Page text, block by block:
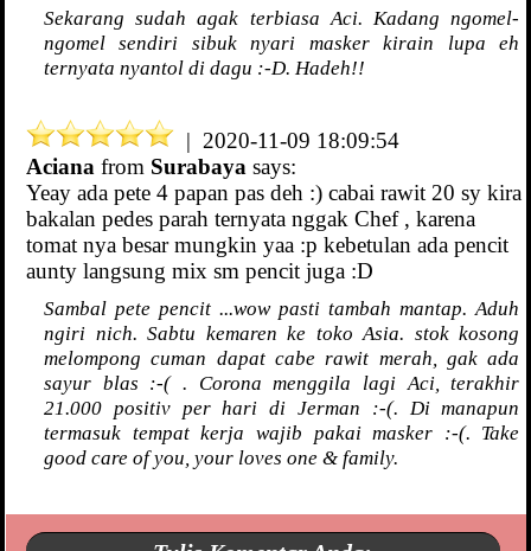
Sekarang sudah agak terbiasa Aci. Kadang ngomel-
ngomel sendiri sibuk nyari masker kirain lupa eh
ternyata nyantol di dagu :-D. Hadeh!!
| 2020-11-09 18:09:54
Aciana from Surabaya says:
Yeay ada pete 4 papan pas deh :) cabai rawit 20 sy kira
bakalan pedes parah ternyata nggak Chef , karena
tomat nya besar mungkin yaa :p kebetulan ada pencit
aunty langsung mix sm pencit juga :D
Sambal pete pencit ...wow pasti tambah mantap. Aduh
ngiri nich. Sabtu kemaren ke toko Asia. stok kosong
melompong cuman dapat cabe rawit merah, gak ada
sayur blas :-( . Corona menggila lagi Aci, terakhir
21.000 positiv per hari di Jerman :-(. Di manapun
termasuk tempat kerja wajib pakai masker :-(. Take
good care of you, your loves one & family.